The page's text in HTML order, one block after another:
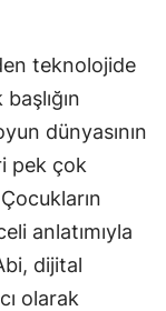
teknolojide
dünyasının
pek çok
anlatımıyla
dijital
olarak